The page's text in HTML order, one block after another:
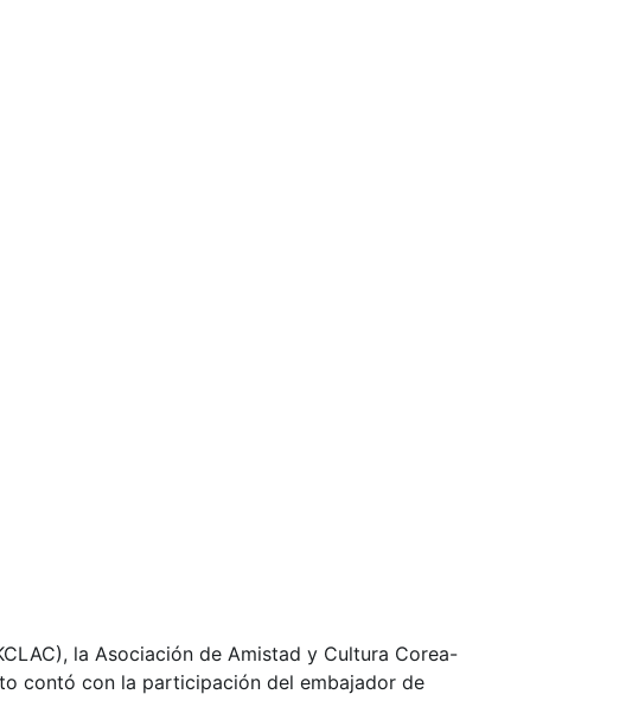
la Asociación de Amistad y Cultura Corea-
contó con la participación del embajador de